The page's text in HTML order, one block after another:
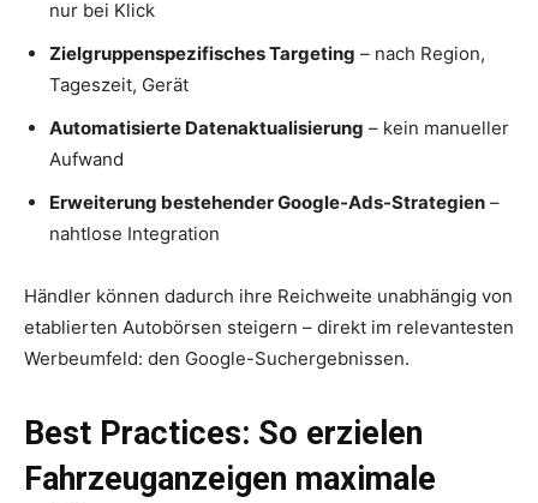
nur bei Klick
Zielgruppenspezifisches Targeting – nach Region,
Tageszeit, Gerät
Automatisierte Datenaktualisierung – kein manueller
Aufwand
Erweiterung bestehender Google-Ads-Strategien –
nahtlose Integration
Händler können dadurch ihre Reichweite unabhängig von
etablierten Autobörsen steigern – direkt im relevantesten
Werbeumfeld: den Google-Suchergebnissen.
Best Practices: So erzielen
Fahrzeuganzeigen maximale